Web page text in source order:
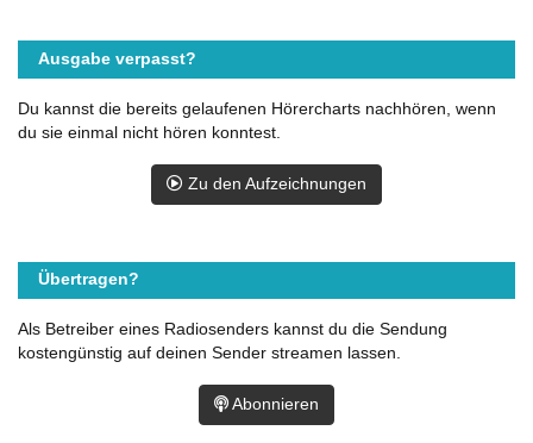
Ausgabe verpasst?
Du kannst die bereits gelaufenen Hörercharts nachhören, wenn
du sie einmal nicht hören konntest.
Zu den Aufzeichnungen
Übertragen?
Als Betreiber eines Radiosenders kannst du die Sendung
kostengünstig auf deinen Sender streamen lassen.
Abonnieren